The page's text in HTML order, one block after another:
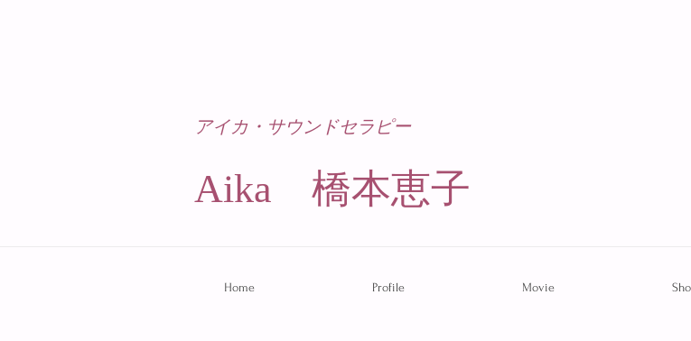
アイカ・サウンドセラピー
Aika 橋本恵子​
Home Profile Movie